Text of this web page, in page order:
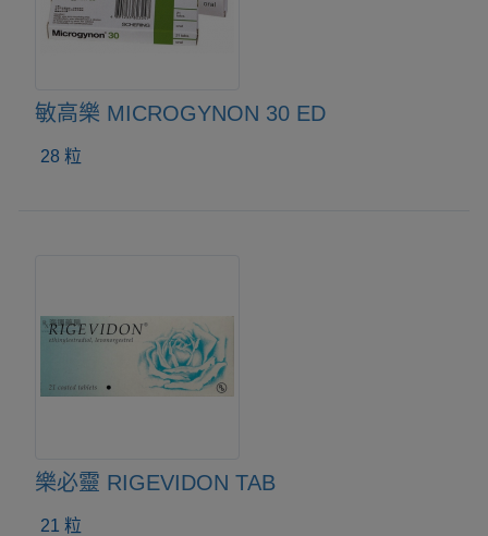
敏高樂 MICROGYNON 30 ED
28 粒
樂必靈 RIGEVIDON TAB
21 粒